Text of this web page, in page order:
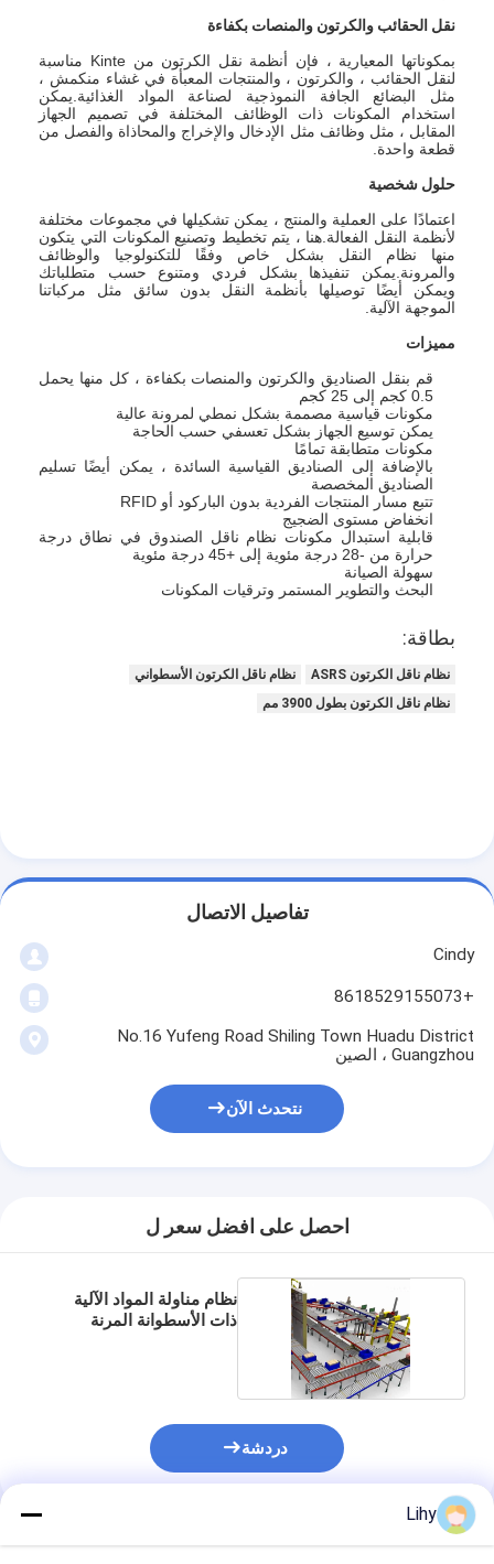
المنتجات
حولنا
جولة في المصنع
القضايا
مدونة
نتحدث الآن
نظام استرجاع التخزين الآلي
نظام مناولة المواد الآلي
نقل الحقائب والكرتون والمنصات بكفاءة
بمكوناتها المعيارية ، فإن أنظمة نقل الكرتون من Kinte مناسبة
لنقل الحقائب ، والكرتون ، والمنتجات المعبأة في غشاء منكمش ،
مثل البضائع الجافة النموذجية لصناعة المواد الغذائية.يمكن
استخدام المكونات ذات الوظائف المختلفة في تصميم الجهاز
المقابل ، مثل وظائف مثل الإدخال والإخراج والمحاذاة والفصل من
قطعة واحدة.
حلول شخصية
اعتمادًا على العملية والمنتج ، يمكن تشكيلها في مجموعات مختلفة
لأنظمة النقل الفعالة.هنا ، يتم تخطيط وتصنيع المكونات التي يتكون
منها نظام النقل بشكل خاص وفقًا للتكنولوجيا والوظائف
والمرونة.يمكن تنفيذها بشكل فردي ومتنوع حسب متطلباتك
ويمكن أيضًا توصيلها بأنظمة النقل بدون سائق مثل مركباتنا
الموجهة الآلية.
مميزات
قم بنقل الصناديق والكرتون والمنصات بكفاءة ، كل منها يحمل
0.5 كجم إلى 25 كجم
مكونات قياسية مصممة بشكل نمطي لمرونة عالية
يمكن توسيع الجهاز بشكل تعسفي حسب الحاجة
مكونات متطابقة تمامًا
بالإضافة إلى الصناديق القياسية السائدة ، يمكن أيضًا تسليم
الصناديق المخصصة
تتبع مسار المنتجات الفردية بدون الباركود أو RFID
انخفاض مستوى الضجيج
قابلية استبدال مكونات نظام ناقل الصندوق في نطاق درجة
حرارة من -28 درجة مئوية إلى +45 درجة مئوية
سهولة الصيانة
البحث والتطوير المستمر وترقيات المكونات
بطاقة:
نظام ناقل الكرتون ASRS
نظام ناقل الكرتون الأسطواني
نظام ناقل الكرتون بطول 3900 مم
تفاصيل الاتصال
Cindy
+8618529155073
No.16 Yufeng Road Shiling Town Huadu District
Guangzhou ، الصين
نتحدث الآن
احصل على افضل سعر ل
نظام مناولة المواد الآلية
ذات الأسطوانة المرنة
دردشة
المنتجات الموصى بها
Lihy